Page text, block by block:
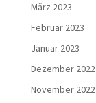
März 2023
Februar 2023
Januar 2023
Dezember 2022
November 2022